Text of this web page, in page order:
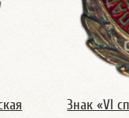
Знак «VI